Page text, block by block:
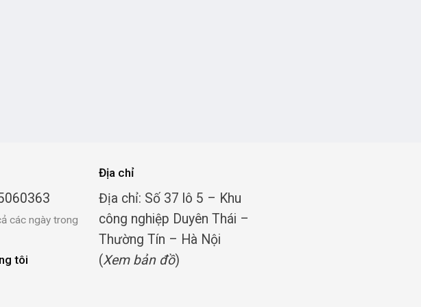
các ngày trong
tôi
Địa chỉ
Địa chỉ: Số 37 lô 5 – Khu
công nghiệp Duyên Thái –
Thường Tín – Hà Nội
(Xem bản đồ)